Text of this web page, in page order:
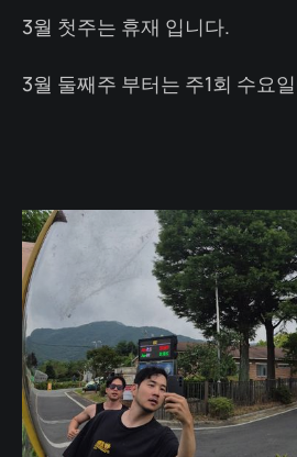
3월 첫주는 휴재 입니다.
3월 둘째주 부터는 주1회 수요